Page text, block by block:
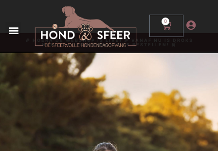
0
🎉 HOERA DE WEBSHOP IS LIVE! 🎉 VANAF NU IS DROKS
HONDENVOEDING ONLINE TE BESTELLEN! 🛒